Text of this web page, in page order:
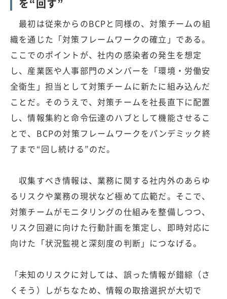
を“回す”
最初は従来からのBCPと同様の、対策チームの組
織を通じた「対策フレームワークの確立」である。
ここでのポイントが、社内の感染者の発生を想定
し、産業医や人事部門のメンバーを「環境・労働安
全衛生」担当として対策チームに新たに組み込んだ
ことだ。そのうえで、対策チームを社長直下に配置
し、情報集約と命令伝達のハブとして機能させるこ
とで、BCPの対策フレームワークをパンデミック終
了まで“回し続ける”のだ。
収集すべき情報は、業務に関する社内外のあらゆ
るリスクや業務の現状など極めて広範だ。そこで、
対策チームがモニタリングの仕組みを整備しつつ、
リスク回避に向けた行動計画を策定し、即時対応に
向けた「状況監視と深刻度の判断」につなげる。
「未知のリスクに対しては、誤った情報が錯綜（さ
くそう）しがちなため、情報の取捨選択が大切で